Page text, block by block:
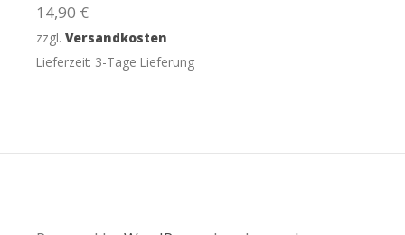
14,90 €
zzgl. Versandkosten
Lieferzeit: 3-Tage Lieferung